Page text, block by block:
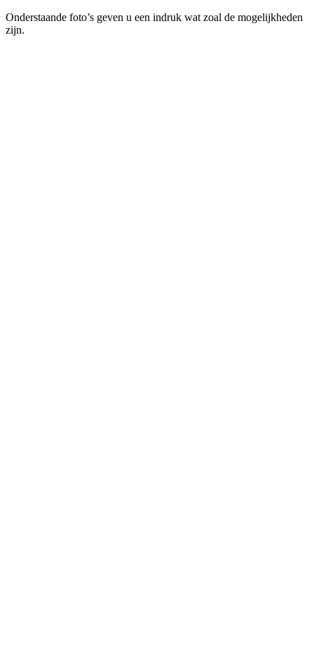
Onderstaande foto’s geven u een indruk wat zoal de mogelijkheden
zijn.